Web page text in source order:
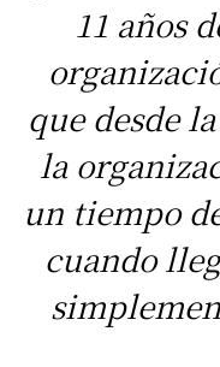
11 años
que desde
la
un tiempo
cuando